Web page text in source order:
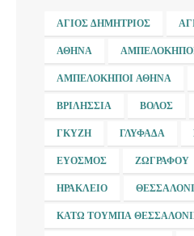
ΆΓΙΟΣ ΔΗΜΉΤΡΙΟΣ
ΑΘΉΝΑ
ΑΜΠΕΛΌΚΗΠΟΙ ΑΘΉΝΑ
ΒΡΙΛΉΣΣΙΑ ΒΌΛΟΣ
ΓΚΎΖΗ ΓΛΥΦΆΔΑ
ΕΎΟΣΜΟΣ ΖΩΓΡΆΦΟΥ
ΗΡΆΚΛΕΙΟ
ΚΆΤΩ ΤΟΎΜΠΑ